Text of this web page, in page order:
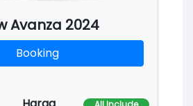
Avanza 2024
Booking